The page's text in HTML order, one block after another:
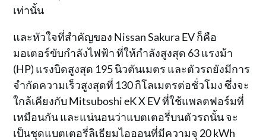
เท่านั้น
และหัวใจที่สำคัญของ Nissan Sakura EV ก็คือ
มอเตอร์ขับกำลังไฟฟ้า ที่ให้กำลังสูงสุด 63 แรงม้า
(HP) แรงบิดสูงสุด 195 นิวตันเมตร และตัวรถยังมีการ
จำกัดความเร็วสูงสุดที่ 130 กิโลเมตรต่อชั่วโมง ซึ่งจะ
ใกล้เคียงกับ Mitsuboshi eK X EV ที่ใช้แพลตฟอร์มที่
เหมือนกัน และแน่นอนว่าแบตเตอรี่บนตัวรถนั้น จะ
เป็นชุดแบตเตอรี่ลิเธียมไอออนที่มีความจุ 20 kWh